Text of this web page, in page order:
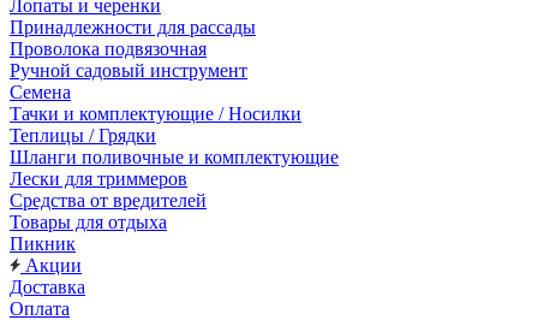
Лопаты и черенки
Принадлежности для рассады
Проволока подвязочная
Ручной садовый инструмент
Семена
Тачки и комплектующие / Носилки
Теплицы / Грядки
Шланги поливочные и комплектующие
Лески для триммеров
Средства от вредителей
Товары для отдыха
Пикник
Акции
Доставка
Оплата